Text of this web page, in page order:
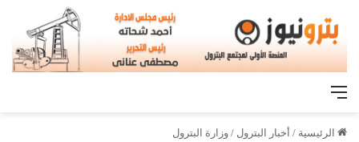
القائمة
الرئيسية / أخبار البترول / وزارة البترول